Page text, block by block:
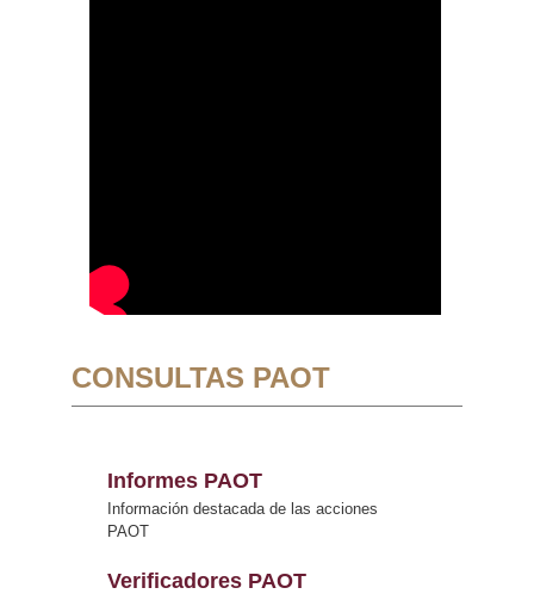
CONSULTAS PAOT
Informes PAOT
Información destacada de las acciones
PAOT
Verificadores PAOT